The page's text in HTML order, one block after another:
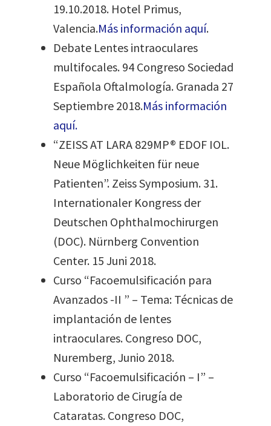
19.10.2018. Hotel Primus,
Valencia.Más información aquí.
Debate Lentes intraoculares
multifocales. 94 Congreso Sociedad
Española Oftalmología. Granada 27
Septiembre 2018.Más información
aquí.
“ZEISS AT LARA 829MP® EDOF IOL.
Neue Möglichkeiten für neue
Patienten”. Zeiss Symposium. 31.
Internationaler Kongress der
Deutschen Ophthalmochirurgen
(DOC). Nürnberg Convention
Center. 15 Juni 2018.
Curso “Facoemulsificación para
Avanzados -II ” – Tema: Técnicas de
implantación de lentes
intraoculares. Congreso DOC,
Nuremberg, Junio 2018.
Curso “Facoemulsificación – I” –
Laboratorio de Cirugía de
Cataratas. Congreso DOC,